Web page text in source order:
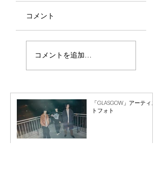
コメント
コメントを追加…
「GLASGOW」アーティス
トフォト